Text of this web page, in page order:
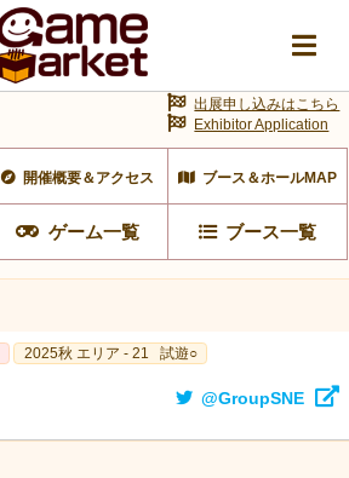
開催概要＆アクセス ブース＆ホールMAP
ゲーム一覧 ブース一覧
出展申し込みはこちら
Exhibitor Application
2025秋 エリア - 21 試遊○
@GroupSNE